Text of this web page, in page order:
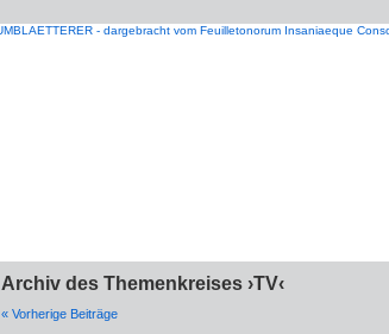
Archiv des Themenkreises ›TV‹
« Vorherige Beiträge